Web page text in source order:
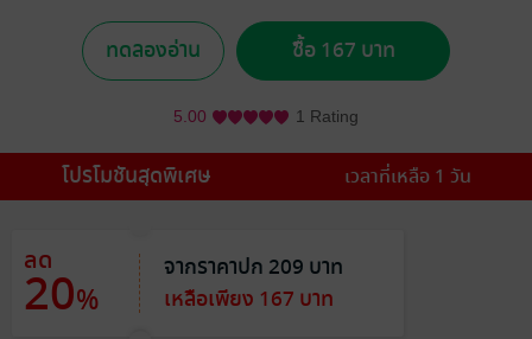
ทดลองอ่าน ซื้อ 167 บาท
5.00 1 Rating
โปรโมชันสุดพิเศษ เวลาที่เหลือ 1 วัน
ลด
20%
จากราคาปก 209 บาท
เหลือเพียง 167 บาท